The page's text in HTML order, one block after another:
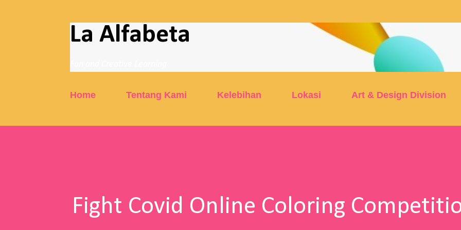
La Alfabeta
Home Tentang Kami Kelebihan Lokasi Art & Design Division
Fight Covid Online Coloring